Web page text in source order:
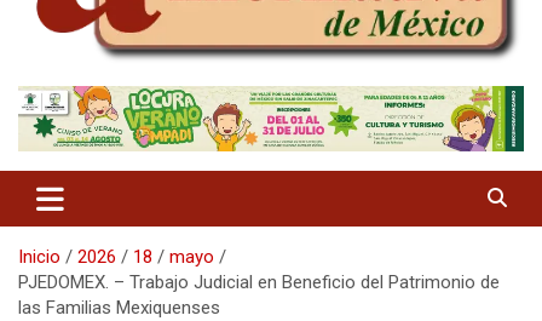
d
Agenda Informativa
Inicio 2026 18
mayo
PJEDOMEX. – Trabajo Judicial en Beneficio del Patrimonio de
las Familias Mexiquenses